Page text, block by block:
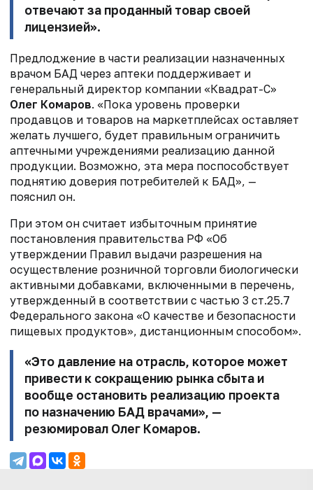
отвечают за проданный товар своей
лицензией».
Предлоджение в части реализации назначенных
врачом БАД через аптеки поддерживает и
генеральный директор компании «Квадрат-С»
Олег Комаров. «Пока уровень проверки
продавцов и товаров на маркетплейсах оставляет
желать лучшего, будет правильным ограничить
аптечными учреждениями реализацию данной
продукции. Возможно, эта мера поспособствует
поднятию доверия потребителей к БАД», —
пояснил он.
При этом он считает избыточным принятие
постановления правительства РФ «Об
утверждении Правил выдачи разрешения на
осуществление розничной торговли биологически
активными добавками, включенными в перечень,
утвержденный в соответствии с частью 3 ст.25.7
Федерального закона «О качестве и безопасности
пищевых продуктов», дистанционным способом».
«Это давление на отрасль, которое может
привести к сокращению рынка сбыта и
вообще остановить реализацию проекта
по назначению БАД врачами», —
резюмировал Олег Комаров.